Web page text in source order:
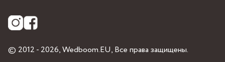
© 2012 - 2026,Wedboom.EU, Все права защищены.